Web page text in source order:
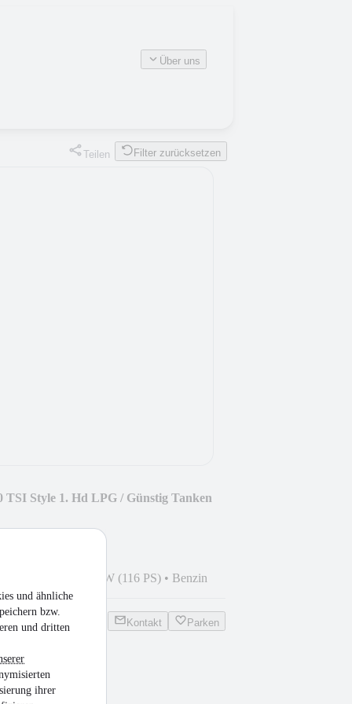
und ähnliche
bzw.
und dritten
ihrer
Über uns
Teilen Filter zurücksetzen
TSI Style 1. Hd LPG / Günstig Tanken
85 kW (116 PS) • Benzin
Kontakt Parken